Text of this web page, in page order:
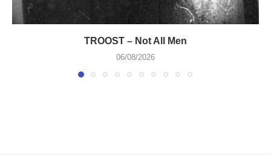
TROOST – Not All Men
06/08/2026